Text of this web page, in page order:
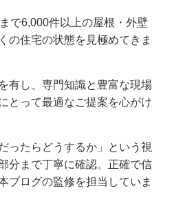
で6,000件以上の屋根・外壁
の住宅の状態を見極めてきま
有し、専門知識と豊富な現場
とって最適なご提案を心がけ
ったらどうするか」という視
分まで丁寧に確認。正確で信
ブログの監修を担当していま